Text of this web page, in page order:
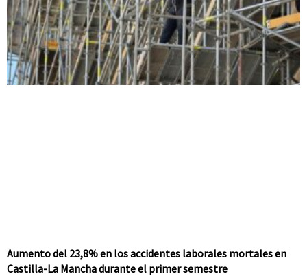
Aumento del 23,8% en los accidentes laborales mortales en
Castilla-La Mancha durante el primer semestre